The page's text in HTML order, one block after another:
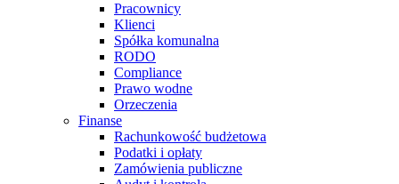
Pracownicy
Klienci
Spółka komunalna
RODO
Compliance
Prawo wodne
Orzeczenia
Finanse
Rachunkowość budżetowa
Podatki i opłaty
Zamówienia publiczne